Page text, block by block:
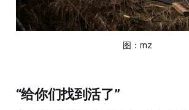
图： rnz
“给你们找到活了”